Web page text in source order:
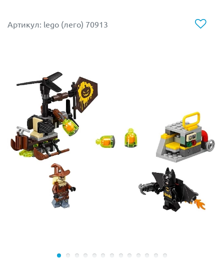
Артикул: lego (лего) 70913